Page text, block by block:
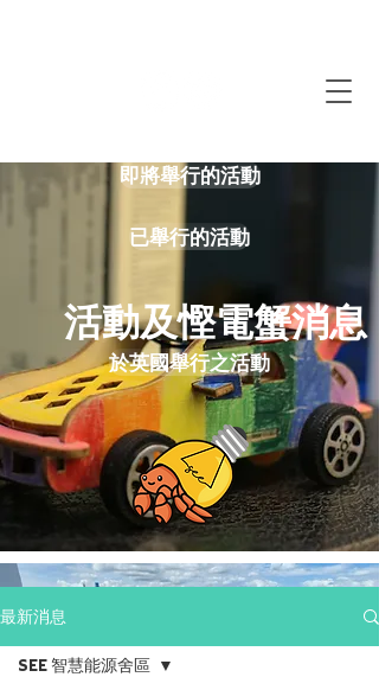
即將舉行的活動
已舉行的活動
​活動及慳電蟹消息
於英國舉行之活動
最新消息
SEE 智慧能源舍區